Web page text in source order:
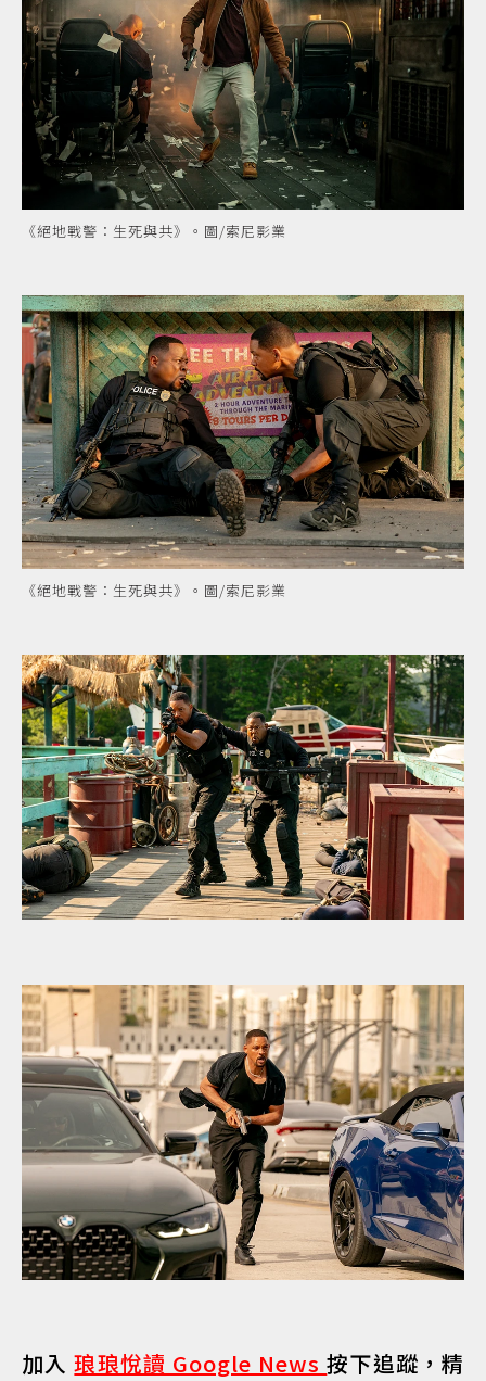
《絕地戰警：生死與共》。圖/索尼影業
《絕地戰警：生死與共》。圖/索尼影業
加入琅琅悅讀 Google News按下追蹤，精